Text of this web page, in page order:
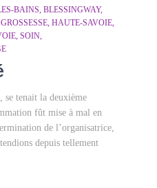
BAINS BLESSINGWAY
GROSSESSE HAUTE-SAVOIE
SOIN
se tenait la deuxième
fût mise à mal en
de l’organisatrice,
depuis tellement